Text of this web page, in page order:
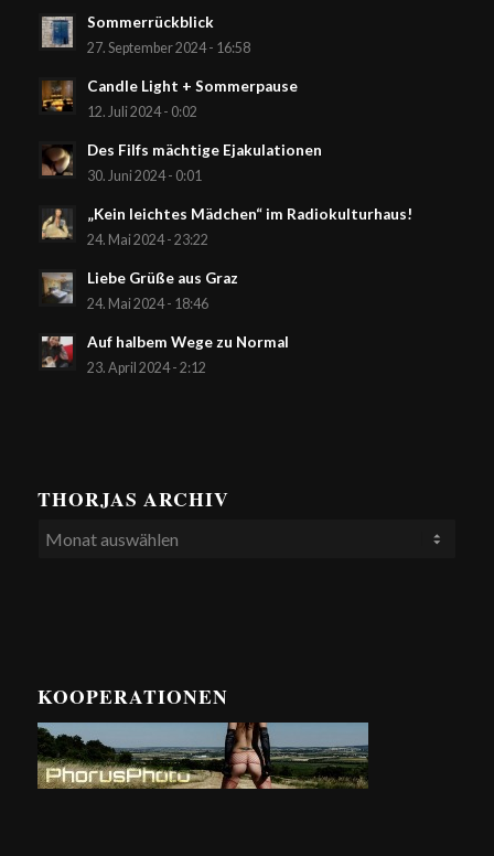
Sommerrückblick
27. September 2024 - 16:58
Candle Light + Sommerpause
12. Juli 2024 - 0:02
Des Filfs mächtige Ejakulationen
30. Juni 2024 - 0:01
„Kein leichtes Mädchen“ im Radiokulturhaus!
24. Mai 2024 - 23:22
Liebe Grüße aus Graz
24. Mai 2024 - 18:46
Auf halbem Wege zu Normal
23. April 2024 - 2:12
THORJAS ARCHIV
KOOPERATIONEN